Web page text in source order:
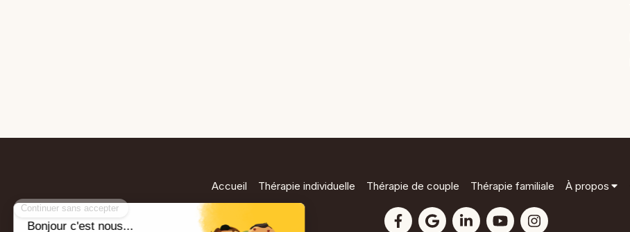
Accueil Thérapie individuelle Thérapie de couple Thérapie familiale À propos